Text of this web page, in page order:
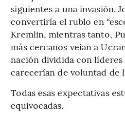
siguientes a una invasión.
convertiría el rublo en
Kremlin, mientras tanto,
más cercanos veían a
nación dividida con
carecerían de voluntad de
Todas esas expectativas
equivocadas.